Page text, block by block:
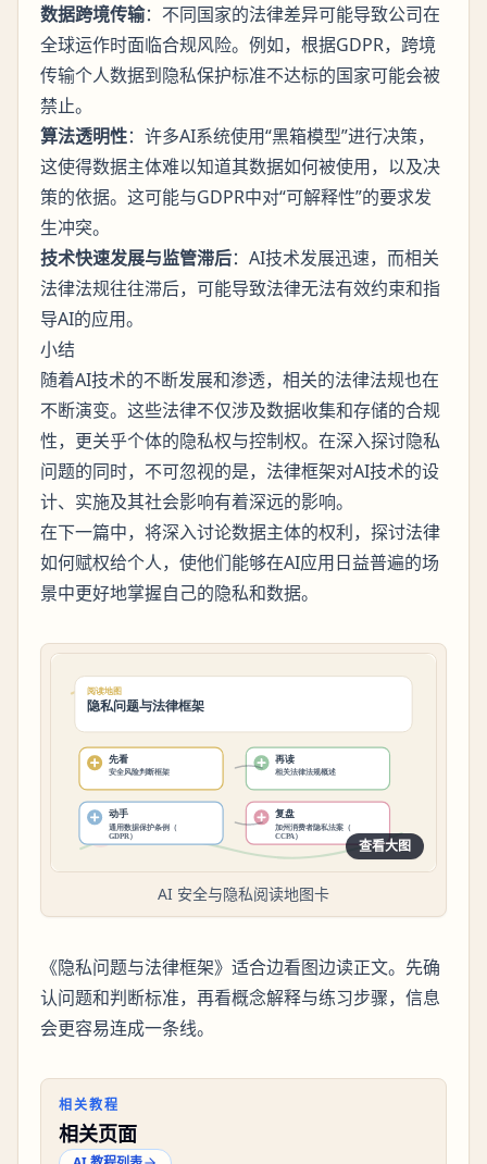
数据跨境传输：不同国家的法律差异可能导致公司在
全球运作时面临合规风险。例如，根据GDPR，跨境
传输个人数据到隐私保护标准不达标的国家可能会被
禁止。
算法透明性：许多AI系统使用“黑箱模型”进行决策，
这使得数据主体难以知道其数据如何被使用，以及决
策的依据。这可能与GDPR中对“可解释性”的要求发
生冲突。
技术快速发展与监管滞后：AI技术发展迅速，而相关
法律法规往往滞后，可能导致法律无法有效约束和指
导AI的应用。
小结
随着AI技术的不断发展和渗透，相关的法律法规也在
不断演变。这些法律不仅涉及数据收集和存储的合规
性，更关乎个体的隐私权与控制权。在深入探讨隐私
问题的同时，不可忽视的是，法律框架对AI技术的设
计、实施及其社会影响有着深远的影响。
在下一篇中，将深入讨论数据主体的权利，探讨法律
如何赋权给个人，使他们能够在AI应用日益普遍的场
景中更好地掌握自己的隐私和数据。
查看大图
AI 安全与隐私阅读地图卡
《隐私问题与法律框架》适合边看图边读正文。先确
认问题和判断标准，再看概念解释与练习步骤，信息
会更容易连成一条线。
相关教程
相关页面